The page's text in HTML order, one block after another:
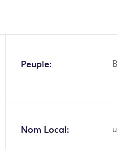
Peuple:
Nom Local: